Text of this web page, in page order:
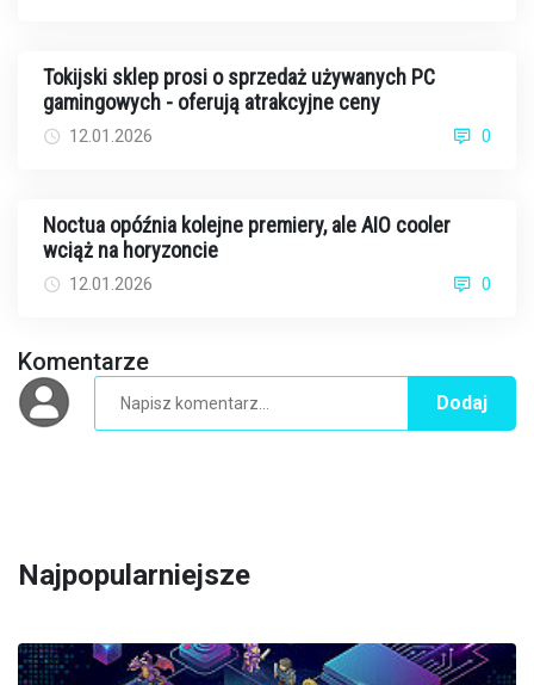
Tokijski sklep prosi o sprzedaż używanych PC
gamingowych - oferują atrakcyjne ceny
12.01.2026 0
Noctua opóźnia kolejne premiery, ale AIO cooler
wciąż na horyzoncie
12.01.2026 0
Komentarze
Dodaj
Najpopularniejsze